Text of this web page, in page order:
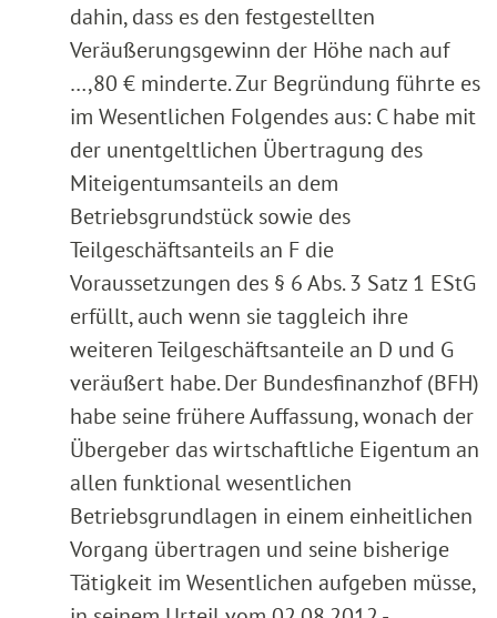
dahin, dass es den festgestellten
Veräußerungsgewinn der Höhe nach auf
…,80 € minderte. Zur Begründung führte es
im Wesentlichen Folgendes aus: C habe mit
der unentgeltlichen Übertragung des
Miteigentumsanteils an dem
Betriebsgrundstück sowie des
Teilgeschäftsanteils an F die
Voraussetzungen des § 6 Abs. 3 Satz 1 EStG
erfüllt, auch wenn sie taggleich ihre
weiteren Teilgeschäftsanteile an D und G
veräußert habe. Der Bundesfinanzhof (BFH)
habe seine frühere Auffassung, wonach der
Übergeber das wirtschaftliche Eigentum an
allen funktional wesentlichen
Betriebsgrundlagen in einem einheitlichen
Vorgang übertragen und seine bisherige
Tätigkeit im Wesentlichen aufgeben müsse,